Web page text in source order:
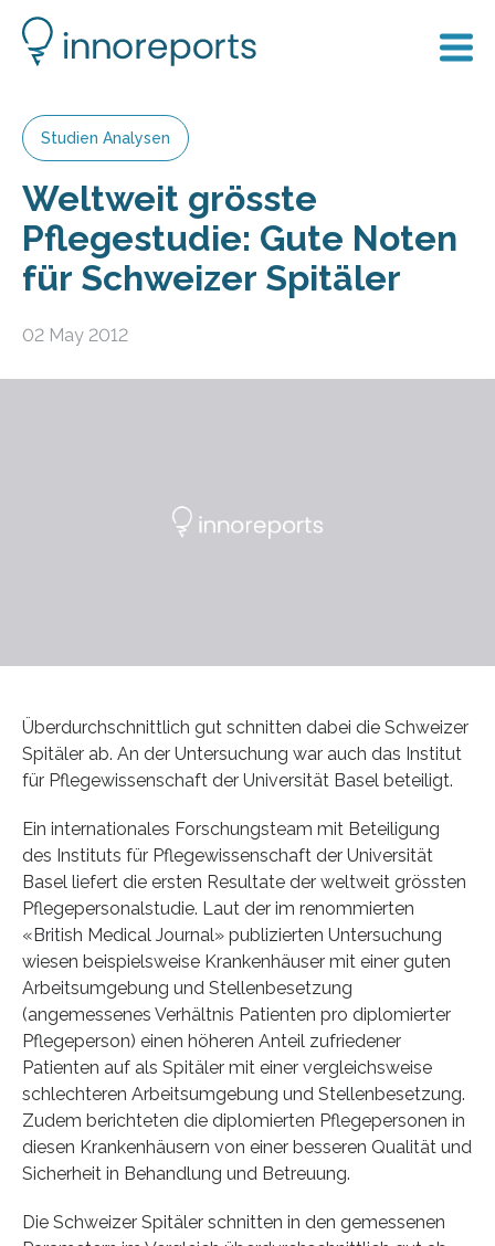
Studien Analysen
Weltweit grösste
Pflegestudie: Gute Noten
für Schweizer Spitäler
02 May 2012
Überdurchschnittlich gut schnitten dabei die Schweizer
Spitäler ab. An der Untersuchung war auch das Institut
für Pflegewissenschaft der Universität Basel beteiligt.
Ein internationales Forschungsteam mit Beteiligung
des Instituts für Pflegewissenschaft der Universität
Basel liefert die ersten Resultate der weltweit grössten
Pflegepersonalstudie. Laut der im renommierten
«British Medical Journal» publizierten Untersuchung
wiesen beispielsweise Krankenhäuser mit einer guten
Arbeitsumgebung und Stellenbesetzung
(angemessenes Verhältnis Patienten pro diplomierter
Pflegeperson) einen höheren Anteil zufriedener
Patienten auf als Spitäler mit einer vergleichsweise
schlechteren Arbeitsumgebung und Stellenbesetzung.
Zudem berichteten die diplomierten Pflegepersonen in
diesen Krankenhäusern von einer besseren Qualität und
Sicherheit in Behandlung und Betreuung.
Die Schweizer Spitäler schnitten in den gemessenen